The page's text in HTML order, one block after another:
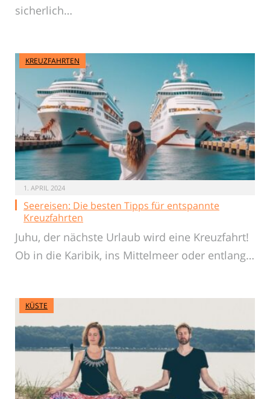
sicherlich…
KREUZFAHRTEN
1. APRIL 2024
Seereisen: Die besten Tipps für entspannte
Kreuzfahrten
Juhu, der nächste Urlaub wird eine Kreuzfahrt!
Ob in die Karibik, ins Mittelmeer oder entlang…
KÜSTE